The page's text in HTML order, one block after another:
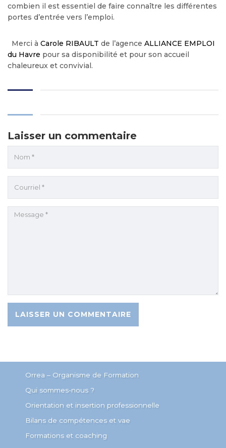
combien il est essentiel de faire connaître les différentes
portes d’entrée vers l’emploi.
Merci à Carole RIBAULT de l’agence ALLIANCE EMPLOI
du Havre pour sa disponibilité et pour son accueil
chaleureux et convivial.
Laisser un commentaire
Orrea – Organisme de Formation
Qui sommes-nous ?
Orientation et insertion professionnelle
Bilans de compétences et vae
Formations et coaching